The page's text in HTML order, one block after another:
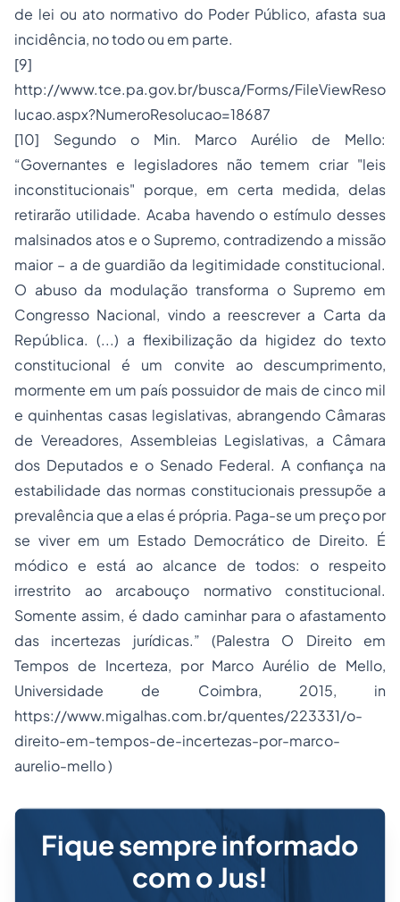
de lei ou ato normativo do Poder Público, afasta sua
incidência, no todo ou em parte.
[9]
http://www.tce.pa.gov.br/busca/Forms/FileViewReso
lucao.aspx?NumeroResolucao=18687
[10] Segundo o Min. Marco Aurélio de Mello:
“Governantes e legisladores não temem criar "leis
inconstitucionais" porque, em certa medida, delas
retirarão utilidade. Acaba havendo o estímulo desses
malsinados atos e o Supremo, contradizendo a missão
maior – a de guardião da legitimidade constitucional.
O abuso da modulação transforma o Supremo em
Congresso Nacional, vindo a reescrever a Carta da
República. (...) a flexibilização da higidez do texto
constitucional é um convite ao descumprimento,
mormente em um país possuidor de mais de cinco mil
e quinhentas casas legislativas, abrangendo Câmaras
de Vereadores, Assembleias Legislativas, a Câmara
dos Deputados e o Senado Federal. A confiança na
estabilidade das normas constitucionais pressupõe a
prevalência que a elas é própria. Paga-se um preço por
se viver em um Estado Democrático de Direito. É
módico e está ao alcance de todos: o respeito
irrestrito ao arcabouço normativo constitucional.
Somente assim, é dado caminhar para o afastamento
das incertezas jurídicas.” (Palestra O Direito em
Tempos de Incerteza, por Marco Aurélio de Mello,
Universidade de Coimbra, 2015, in
https://www.migalhas.com.br/quentes/223331/o-
direito-em-tempos-de-incertezas-por-marco-
aurelio-mello)
Fique sempre informado
com o Jus!